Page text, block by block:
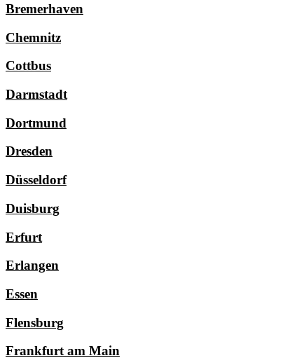
Bremerhaven
Chemnitz
Cottbus
Darmstadt
Dortmund
Dresden
Düsseldorf
Duisburg
Erfurt
Erlangen
Essen
Flensburg
Frankfurt am Main